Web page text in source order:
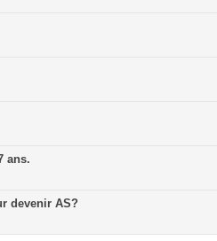
ans.
devenir AS?